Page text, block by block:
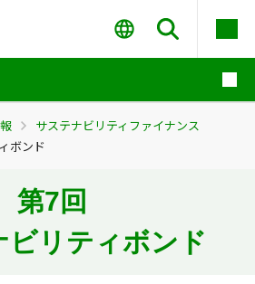
サステナビリティファイナンス
ボンド
第7回
ビリティボンド